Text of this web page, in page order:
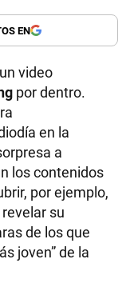
EN
video
por dentro.
en la
a
los contenidos
por ejemplo,
su
de los que
joven” de la